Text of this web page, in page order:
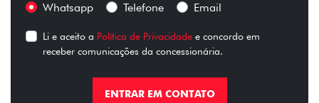
Whatsapp Telefone Email
Li e aceito a Política de Privacidade e concordo em
receber comunicações da concessionária.
ENTRAR EM CONTATO